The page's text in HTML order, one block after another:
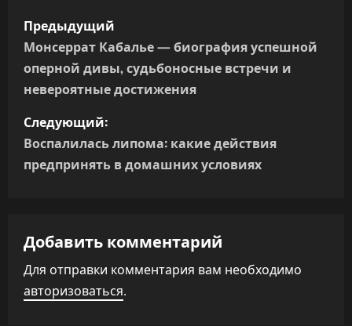
Н
а
в
и
г
а
и
я
Предыдущий
Монсеррат Кабалье — биография успешной
оперной дивы, судьбоносные встречи и
невероятные достижения
Следующий:
Воспалилась липома: какие действия
предпринять в домашних условиях
Добавить комментарий
Для отправки комментария вам необходимо
авторизоваться.